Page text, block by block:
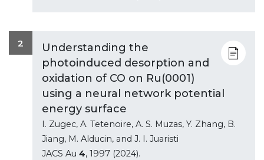
2
Understanding the
photoinduced desorption and
oxidation of CO on Ru(0001)
using a neural network potential
energy surface
I. Zugec, A. Tetenoire, A. S. Muzas, Y. Zhang, B.
Jiang, M. Alducin, and J. I. Juaristi
JACS Au 4, 1997 (2024).